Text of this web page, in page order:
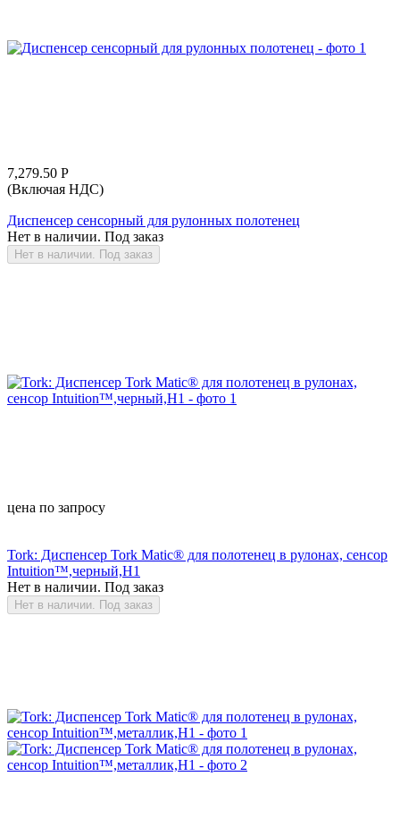
7,279.50 Р
(Включая НДС)
Диспенсер сенсорный для рулонных полотенец
Нет в наличии. Под заказ
Нет в наличии. Под заказ
цена по запросу
Tork: Диспенсер Tork Matic® для полотенец в рулонах, сенсор
Intuition™,черный,H1
Нет в наличии. Под заказ
Нет в наличии. Под заказ